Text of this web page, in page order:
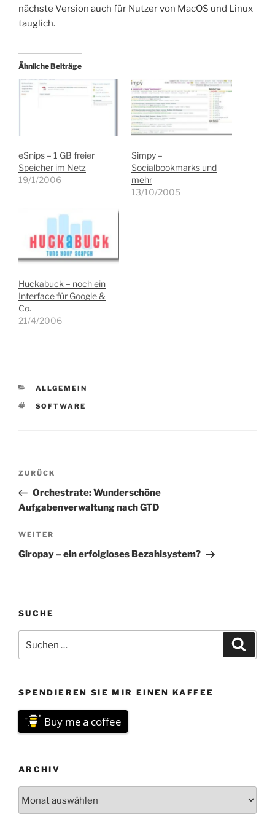
nächste Version auch für Nutzer von MacOS und Linux
tauglich.
Ähnliche Beiträge
eSnips – 1 GB freier
Speicher im Netz
19/1/2006
Simpy –
Socialbookmarks und
mehr
13/10/2005
Huckabuck – noch ein
Interface für Google &
Co.
21/4/2006
KATEGORIEN
ALLGEMEIN
SCHLAGWÖRTER
SOFTWARE
Beitragsnavigation
Vorheriger
Beitrag
ZURÜCK
Orchestrate: Wunderschöne
Aufgabenverwaltung nach GTD
Nächster
Beitrag
WEITER
Giropay – ein erfolgloses Bezahlsystem?
SUCHE
nach:
SPENDIEREN SIE MIR EINEN KAFFEE
Buy me a coffee
ARCHIV